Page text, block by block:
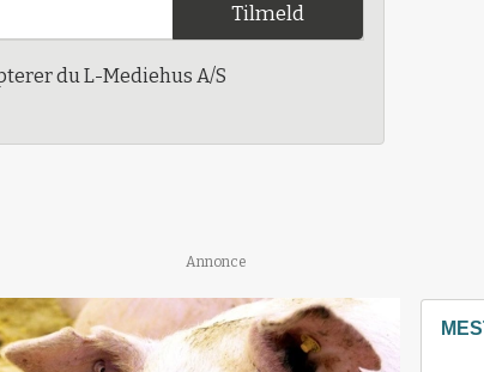
Tilmeld
du L-Mediehus A/S
Annonce